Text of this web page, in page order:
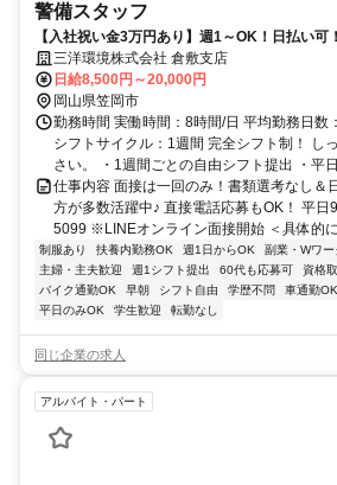
警備スタッフ
【入社祝い金3万円あり】週1～OK！日払い
世代が活躍中で未経験から活躍できる♪
三洋環境株式会社 倉敷支店
日給8,500円～20,000円
岡山県笠岡市
勤務時間 実働時間：8時間/日 平均勤務日数
シフトサイクル：1週間 完全シフト制！ し
さい。 ・1週間ごとの自由シフト提出 ・平
仕事内容 面接は一回のみ！書類選考なし＆
方が多数活躍中♪ 直接電話応募もOK！ 平
5099 ※LINEオンライン面接開始 ＜具体的
制服あり 扶養内勤務OK 週1日からOK 副業・Wワ
主婦・主夫歓迎
週1シフト提出 60代も応募可 資格
バイク通勤OK
早朝 シフト自由 学歴不問 車通勤OK
平日のみOK
学生歓迎 転勤なし
同じ企業の求人
アルバイト・パート